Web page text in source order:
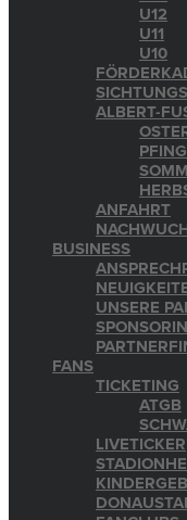
U12
U11
U10
ALBERT-
ANFAHRT
BUSINESS
UNSERE
FANS
TICKETING
ATGB
LIVETICKER